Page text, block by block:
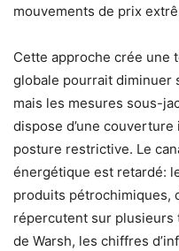
mouvements de prix
Cette approche crée une
globale pourrait diminuer
mais les mesures sous-
dispose d’une
posture restrictive. Le
énergétique est retardé:
produits pétrochimiques,
répercutent sur plusieurs
de Warsh, les chiffres